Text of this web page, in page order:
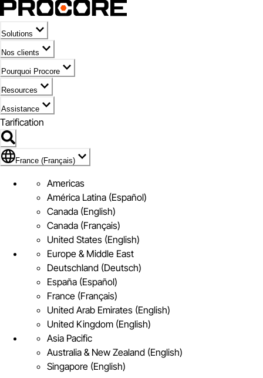
Solutions
Nos clients
Pourquoi Procore
Resources
Assistance
Tarification
Pavillon de France (Français)
France (Français)
Americas
América Latina (Español)
Canada (English)
Canada (Français)
United States (English)
Europe & Middle East
Deutschland (Deutsch)
España (Español)
France (Français)
United Arab Emirates (English)
United Kingdom (English)
Asia Pacific
Australia & New Zealand (English)
Singapore (English)